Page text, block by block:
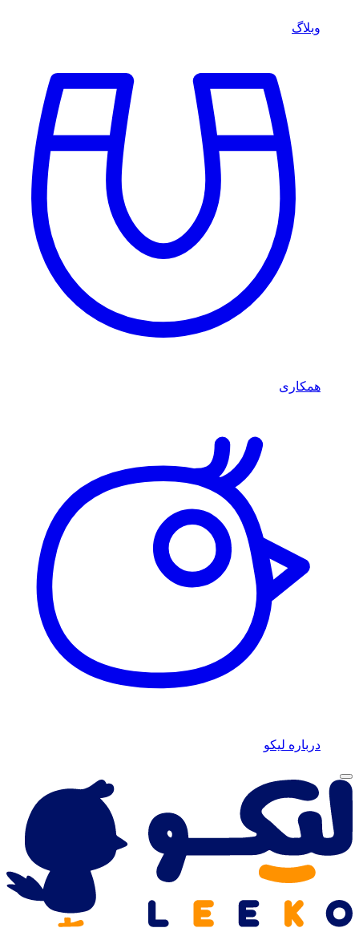
وبلاگ
همکاری
درباره لیکو